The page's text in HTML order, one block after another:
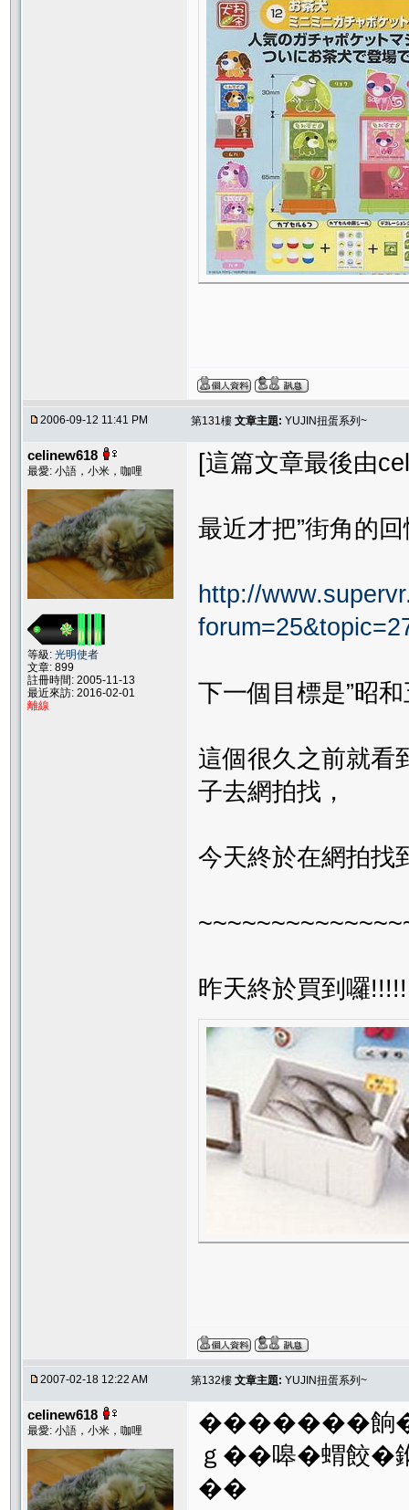
2006-09-12 11:41 PM 第131樓 文章主題: YUJIN扭蛋系列~
celinew618
最愛: 小語，小米，咖哩
等級: 光明使者
文章: 899
註冊時間: 2005-11-13
最近來訪: 2016-02-01
離線
[這篇文章最後由
最近才把”街角的
http://
下一個目標是”昭
這個很久之前就看
子去網拍找，
今天終於在網拍找
昨天終於買到囉
2007-02-18 12:22 AM 第132樓 文章主題: YUJIN扭蛋系列~
celinew618
最愛: 小語，小米，咖哩
�������餉�
ｇ��嗥�蝟餃
��